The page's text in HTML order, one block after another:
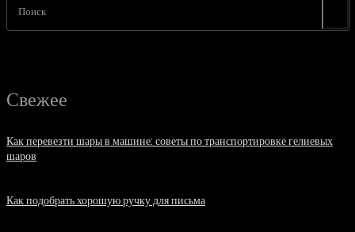
Поиск
Свежее
Как перевезти шары в машине: советы по транспортировке гелиевых
шаров
Как подобрать хорошую ручку для письма